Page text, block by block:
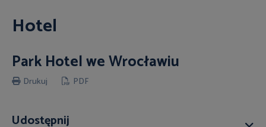
Hotel
Park Hotel we Wrocławiu
Drukuj PDF
Udostępnij